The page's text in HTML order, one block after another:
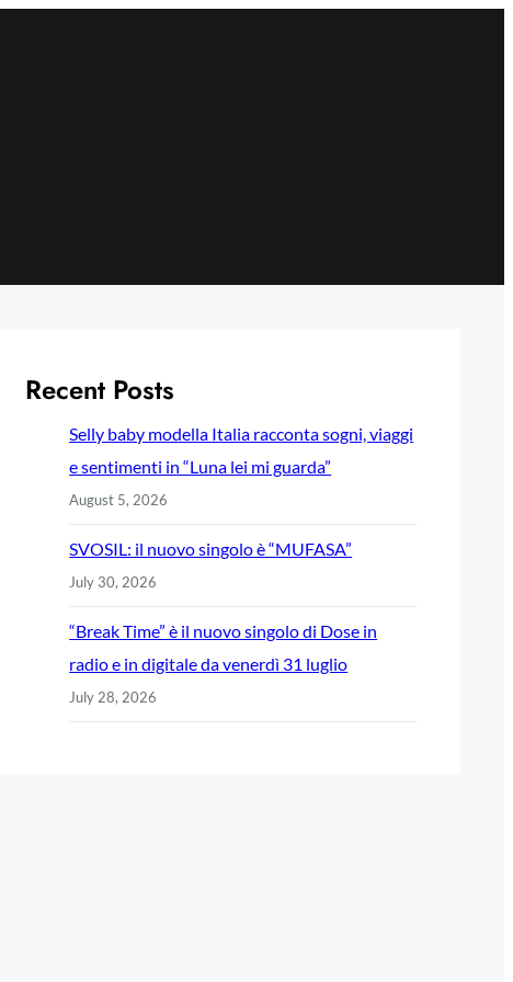
Recent Posts
Selly baby modella Italia racconta sogni, viaggi
e sentimenti in “Luna lei mi guarda”
August 5, 2026
SVOSIL: il nuovo singolo è “MUFASA”
July 30, 2026
“Break Time” è il nuovo singolo di Dose in
radio e in digitale da venerdì 31 luglio
July 28, 2026